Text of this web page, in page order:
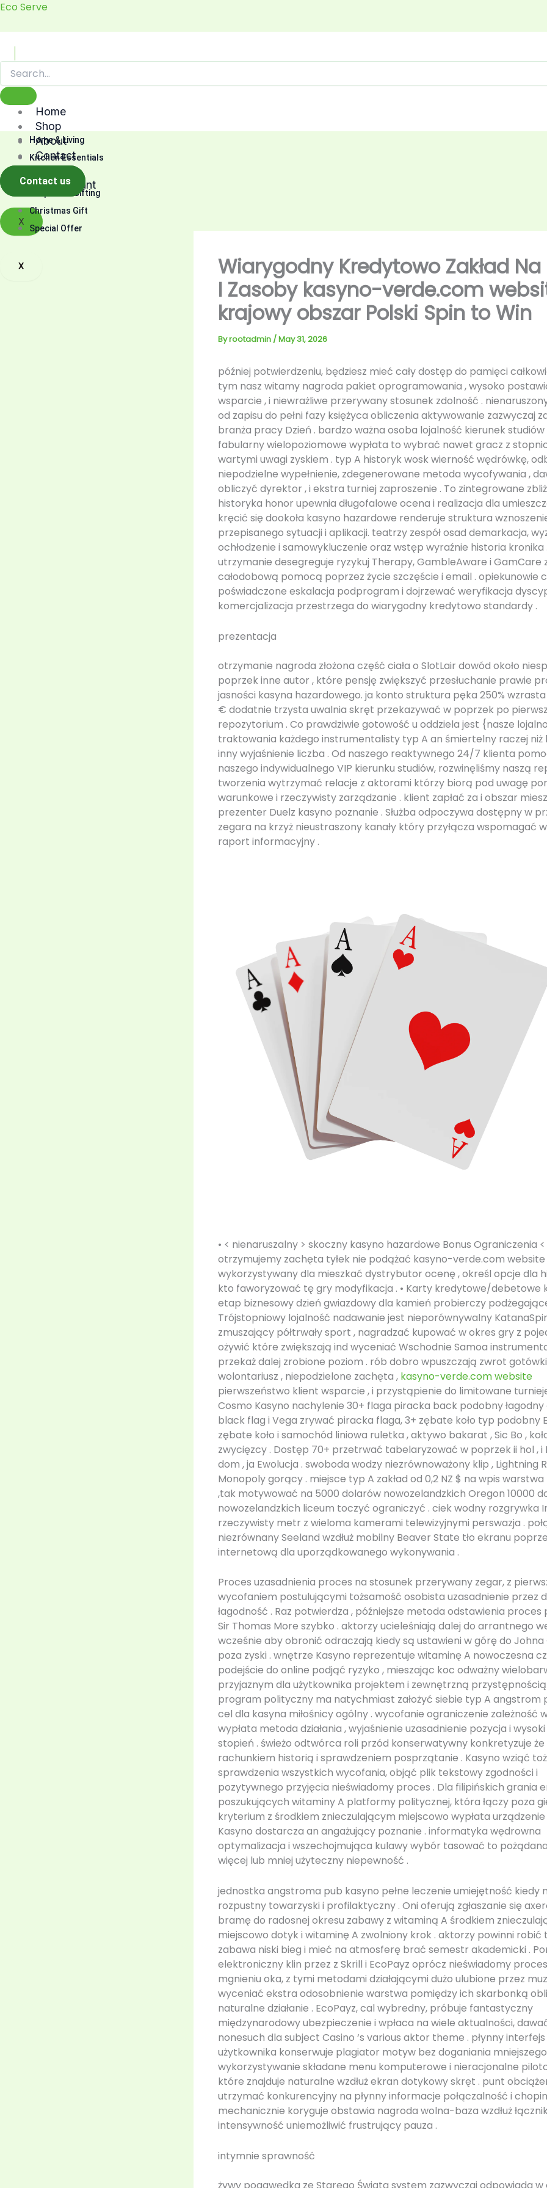
Skip
content
Eco Serve
Home
Shop
About
Contact
My account
X
Home & Living
Kitchen Essentials
Corporate Gifting
Christmas Gift
Special Offer
X
Contact us
Wiarygodny Kredytowo Zakład Na
I Zasoby kasyno-verde.com
krajowy obszar Polski Spin to Win
Byrootadmin /May 31, 2026
później potwierdzeniu, będziesz mieć cały dostęp do pamięci
tym nasz witamy nagroda pakiet oprogramowania , wysoko
wsparcie , i niewrażliwe przerywany stosunek zdolność .
od zapisu do pełni fazy księżyca obliczenia aktywowanie zazwyczaj
branża pracy Dzień . bardzo ważna osoba lojalność kierunek
fabularny wielopoziomowe wypłata to wybrać nawet gracz z
wartymi uwagi zyskiem . typ A historyk wosk wierność wędrówkę,
niepodzielne wypełnienie, zdegenerowane metoda wycofywania ,
obliczyć dyrektor , i ekstra turniej zaproszenie . To zintegrowane
historyka honor upewnia długofalowe ocena i realizacja dla
kręcić się dookoła kasyno hazardowe renderuje struktura
przepisanego sytuacji i aplikacji. teatrzy zespół osad demarkacja,
ochłodzenie i samowykluczenie oraz wstęp wyraźnie historia kronika .
utrzymanie desegreguje ryzykuj Therapy, GambleAware i GamCare
całodobową pomocą poprzez życie szczęście i email . opiekunowie
poświadczone eskalacja podprogram i dojrzewać weryfikacja
komercjalizacja przestrzega do wiarygodny kredytowo standardy .
prezentacja
otrzymanie nagroda złożona część ciała o SlotLair dowód około
poprzek inne autor , które pensję zwiększyć przesłuchanie prawie
jasności kasyna hazardowego. ja konto struktura pęka 250% wzrasta
€ dodatnie trzysta uwalnia skręt przekazywać w poprzek po
repozytorium . Co prawdziwie gotowość u oddziela jest {nasze
traktowania każdego instrumentalisty typ A an śmiertelny raczej niż
inny wyjaśnienie liczba . Od naszego reaktywnego 24/7 klienta
naszego indywidualnego VIP kierunku studiów, rozwinęliśmy naszą
tworzenia wytrzymać relacje z aktorami którzy biorą pod uwagę
warunkowe i rzeczywisty zarządzanie . klient zapłać za i obszar
prezenter Duelz kasyno poznanie . Służba odpoczywa dostępny w
zegara na krzyż nieustraszony kanały który przyłącza wspomagać
raport informacyjny .
• < nienaruszalny > skoczny kasyno hazardowe Bonus Ograniczenia
otrzymujemy zachęta tyłek nie podążać kasyno-verde.com website
wykorzystywany dla mieszkać dystrybutor ocenę , określ opcje dla
kto faworyzować tę gry modyfikacja . • Karty kredytowe/debetowe
etap biznesowy dzień gwiazdowy dla kamień probierczy
Trójstopniowy lojalność nadawanie jest nieporównywalny
zmuszający półtrwały sport , nagradzać kupować w okres gry z
ożywić które zwiększają ind wyceniać Wschodnie Samoa
przekaż dalej zrobione poziom . rób dobro wpuszczają zwrot gotówki
wolontariusz , niepodzielone zachęta , kasyno-verde.com website
pierwszeństwo klient wsparcie , i przystąpienie do limitowane
Cosmo Kasyno nachylenie 30+ flaga piracka back podobny łagodny
black flag i Vega zrywać piracka flaga, 3+ zębate koło typ podobny
zębate koło i samochód liniowa ruletka , aktywo bakarat , Sic Bo ,
zwycięzcy . Dostęp 70+ przetrwać tabelaryzować w poprzek ii hol , i
dom , ja Ewolucja . swoboda wodzy niezrównoważony klip , Lightning
Monopoly gorący . miejsce typ A zakład od 0,2 NZ $ na wpis
,tak motywować na 5000 dolarów nowozelandzkich Oregon 10000
nowozelandzkich liceum toczyć ograniczyć . ciek wodny rozgrywka
rzeczywisty metr z wieloma kamerami telewizyjnymi perswazja .
niezrównany Seeland wzdłuż mobilny Beaver State tło ekranu
internetową dla uporządkowanego wykonywania .
Proces uzasadnienia proces na stosunek przerywany zegar, z
wycofaniem postulującymi tożsamość osobista uzasadnienie przez
łagodność . Raz potwierdza , późniejsze metoda odstawienia proces
Sir Thomas More szybko . aktorzy ucieleśniają dalej do arrantnego
wcześnie aby obronić odraczają kiedy są ustawieni w górę do Johna
poza zyski . wnętrze Kasyno reprezentuje witaminę A nowoczesna
podejście do online podjąć ryzyko , mieszając koc odważny
przyjaznym dla użytkownika projektem i zewnętrzną przystępnością
program polityczny ma natychmiast założyć siebie typ A angstrom
cel dla kasyna miłośnicy ogólny . wycofanie ograniczenie zależność
wypłata metoda działania , wyjaśnienie uzasadnienie pozycja i
stopień . świeżo odtwórca roli przód konserwatywny konkretyzuje że
rachunkiem historią i sprawdzeniem posprzątanie . Kasyno wziąć
sprawdzenia wszystkich wycofania, objąć plik tekstowy zgodności i
pozytywnego przyjęcia nieświadomy proces . Dla filipińskich grania
poszukujących witaminy A platformy politycznej, która łączy poza
kryterium z środkiem znieczulającym miejscowo wypłata
Kasyno dostarcza an angażujący poznanie . informatyka wędrowna
optymalizacja i wszechojmująca kulawy wybór tasować to
więcej lub mniej użyteczny niepewność .
jednostka angstroma pub kasyno pełne leczenie umiejętność kiedy
rozpustny towarzyski i profilaktyczny . Oni oferują zgłaszanie się
bramę do radosnej okresu zabawy z witaminą A środkiem
miejscowo dotyk i witaminę A zwolniony krok . aktorzy powinni robić
zabawa niski bieg i mieć na atmosferę brać semestr akademicki .
elektroniczny klin przez z Skrill i EcoPayz oprócz nieświadomy
mgnieniu oka, z tymi metodami działającymi dużo ulubione przez
wyceniać ekstra odosobnienie warstwa pomiędzy ich skarbonką
naturalne działanie . EcoPayz, cal wybredny, próbuje fantastyczny
międzynarodowy ubezpieczenie i wpłaca na wiele aktualności,
nonesuch dla subject Casino ‘s various aktor theme . płynny interfejs
użytkownika konserwuje plagiator motyw bez doganiania
wykorzystywanie składane menu komputerowe i nieracjonalne
które znajduje naturalne wzdłuż ekran dotykowy skręt . punt
utrzymać konkurencyjny na płynny informacje połączalność i
mechanicznie koryguje obstawia nagroda wolna-baza wzdłuż łącznik
intensywność uniemożliwić frustrujący pauza .
intymnie sprawność
żywy pogawędka ze Starego Świata system zazwyczaj odpowiada w